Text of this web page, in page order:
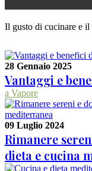
Il gusto di cucinare e il
28 Gennaio 2025
Vantaggi e
a Vapore
09 Luglio 2024
Rimanere
dieta e cucina